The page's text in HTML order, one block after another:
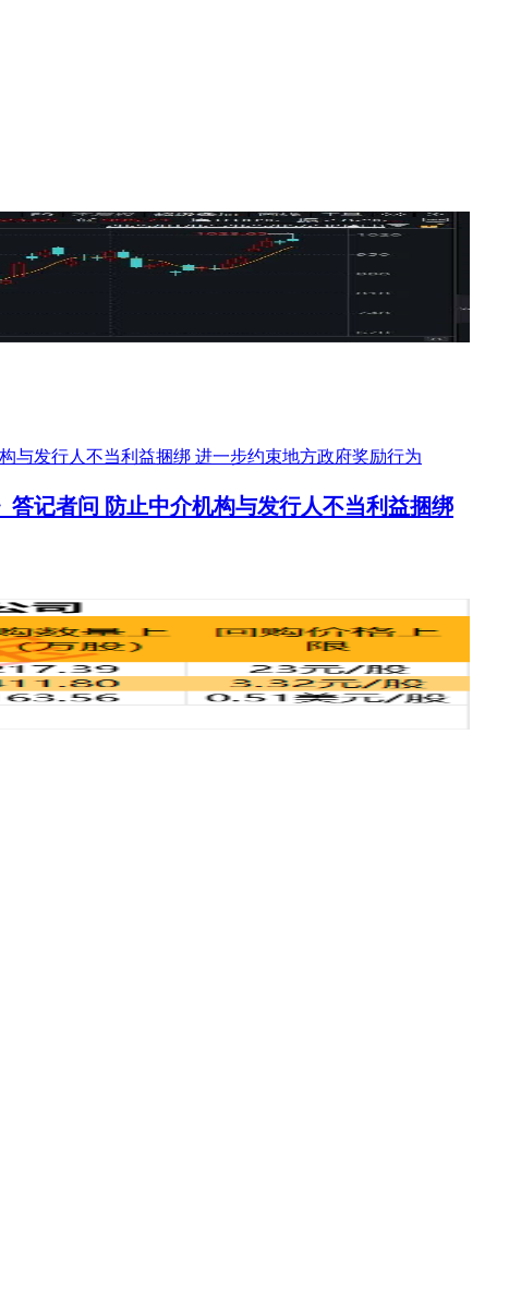
记者问 防止中介机构与发行人不当利益捆绑